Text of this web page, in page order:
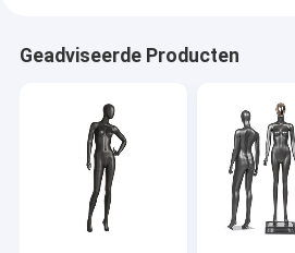
Geadviseerde Producten